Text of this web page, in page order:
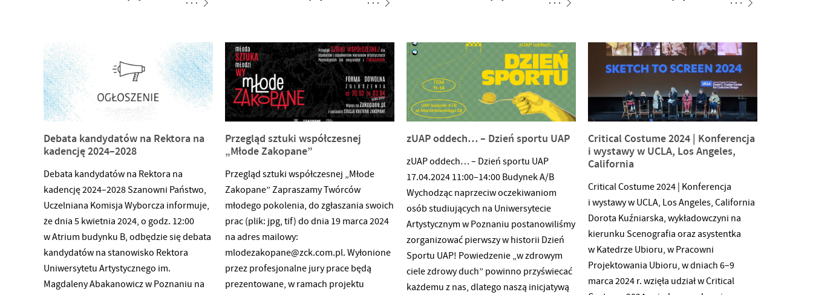
close the loop, chociaż na lokalną skalę,
formularz (zanim wypełnisz zapoznaj się
z regulaminem):
regulamin: https://docs.google.com/document/d/1j0i1dMYmGi88s_PBaSte5gR0iCYAMPL0rmA5UycJSSM/edit
formularz
zgłoszeniowy: https://forms.gle/ReGpc66AAPneJnDn6
matronat: Maja Chaczyńska, Paulina
Płaneta, Zosia Sałasińska, Liza Stecko,
Zuza Szczepańska gfx: Maja Chaczyńska
Debata kandydatów na Rektora na
kadencję 2024–2028
Debata kandydatów na Rektora na
kadencję 2024–2028 Szanowni Państwo,
Uczelniana Komisja Wyborcza informuje,
że dnia 5 kwietnia 2024, o godz. 12:00
w Atrium budynku B, odbędzie się debata
kandydatów na stanowisko Rektora
Uniwersytetu Artystycznego im.
Magdaleny Abakanowicz w Poznaniu na
Przegląd sztuki współczesnej
„Młode Zakopane”
Przegląd sztuki współczesnej „Młode
Zakopane” Zapraszamy Twórców
młodego pokolenia, do zgłaszania swoich
prac (plik: jpg, tif) do dnia 19 marca 2024
na adres mailowy:
mlodezakopane@zck.com.pl. Wyłonione
przez profesjonalne jury prace będą
prezentowane, w ramach projektu
zUAP oddech… – Dzień sportu UAP
zUAP oddech… – Dzień sportu UAP
17.04.2024 11:00–14:00 Budynek A/B
Wychodząc naprzeciw oczekiwaniom
osób studiujących na Uniwersytecie
Artystycznym w Poznaniu postanowiliśmy
zorganizować pierwszy w historii Dzień
Sportu UAP! Powiedzenie „w zdrowym
ciele zdrowy duch” powinno przyświecać
każdemu z nas, dlatego naszą inicjatywą
Critical Costume 2024 | Konferencja
i wystawy w UCLA, Los Angeles,
California
Critical Costume 2024 | Konferencja
i wystawy w UCLA, Los Angeles, California
Dorota Kuźniarska, wykładowczyni na
kierunku Scenografia oraz asystentka
w Katedrze Ubioru, w Pracowni
Projektowania Ubioru, w dniach 6–9
marca 2024 r. wzięła udział w Critical